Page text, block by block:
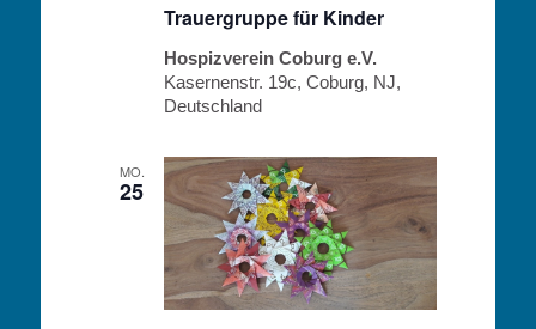
Trauergruppe für Kinder
Hospizverein Coburg e.V.
Kasernenstr. 19c, Coburg, NJ,
Deutschland
MO.
25